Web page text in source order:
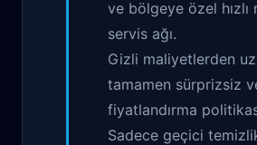
ve bölgeye özel hızlı
servis ağı.
Gizli maliyetlerden
tamamen sürprizsiz
fiyatlandırma
Sadece geçici